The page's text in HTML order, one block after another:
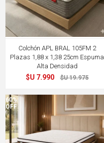
Colchón APL BRAL 105FM 2
Plazas 1,88 x 1,38 25cm Espuma
Alta Densidad
$U 7.990 $U 19.975
60%
OFF